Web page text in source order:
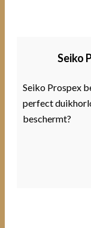
Seiko
Seiko Prospex
perfect
beschermt?